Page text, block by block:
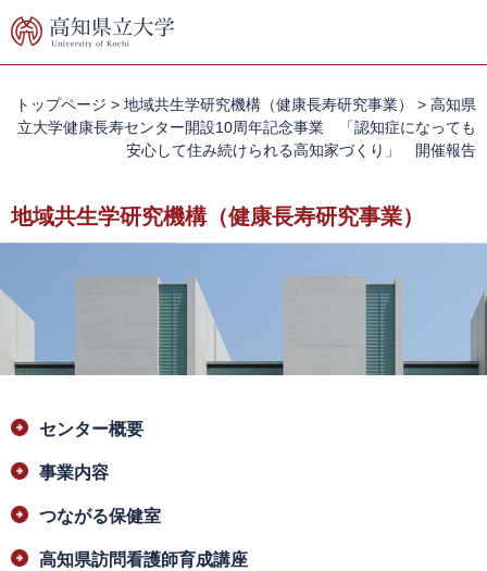
ー
ニ
本
文
トップページ > 地域共生学研究機構（健康長寿研究事業） > 高知県
立大学健康長寿センター開設10周年記念事業 「認知症になっても
安心して住み続けられる高知家づくり」 開催報告
地域共生学研究機構（健康長寿研究事業）
文
センター概要
事業内容
つながる保健室
高知県訪問看護師育成講座